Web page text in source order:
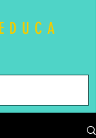
EDUCA